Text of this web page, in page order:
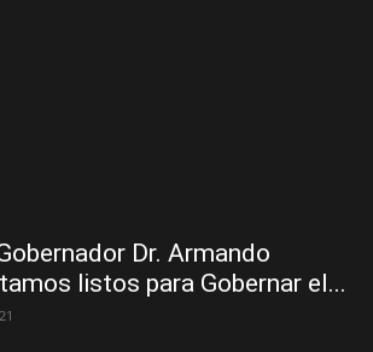
Dr. Armando
listos para Gobernar el...